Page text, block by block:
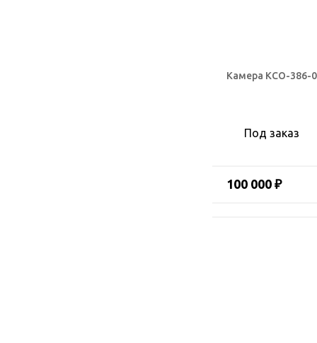
Камера КСО-386-
Под заказ
100 000 ₽